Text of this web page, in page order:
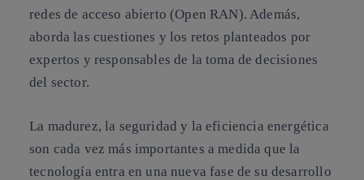
redes de acceso abierto (Open RAN). Además,
aborda las cuestiones y los retos planteados por
expertos y responsables de la toma de decisiones
del sector.
La madurez, la seguridad y la eficiencia energética
son cada vez más importantes a medida que la
tecnología entra en una nueva fase de su desarrollo